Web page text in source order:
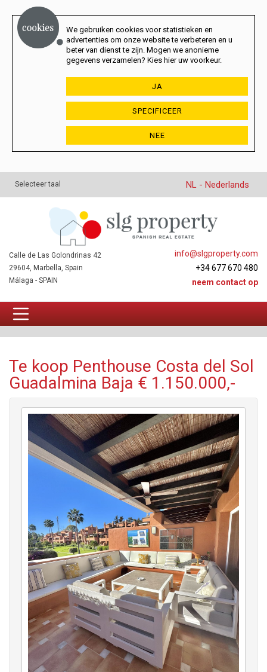
We gebruiken cookies voor statistieken en
advertenties om onze website te verbeteren en u
beter van dienst te zijn. Mogen we anonieme
gegevens verzamelen? Kies hier uw voorkeur.
JA
SPECIFICEER
NEE
Selecteer taal NL - Nederlands
info@slgproperty.com
+34 677 670 480
neem contact op
Calle de Las Golondrinas 42
29604, Marbella, Spain
Málaga - SPAIN
Te koop Penthouse Costa del Sol
Guadalmina Baja € 1.150.000,-